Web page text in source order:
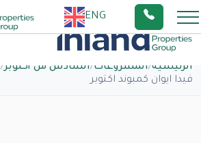
ENG
الرئيسية/المشروعات/السادس من أكتوبر/
فيدا ايوان كمبوند اكتوبر